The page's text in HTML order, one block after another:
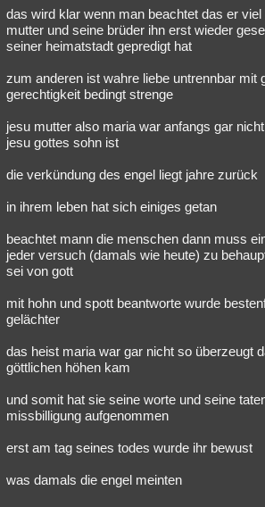
das wird klar wenn man beachtet das er
mutter und seine brüder ihn erst wieder
seiner heimatstadt gepredigt hat
zum anderen ist wahre liebe untrennbar mit
gerechtigkeit bedingt strenge
jesu mutter also maria war anfangs gar
jesu gottes sohn ist
die verkündung des engel liegt jahre zurück
in ihrem leben hat sich einiges getan
beachtet mann die menschen dann muss
jeder versuch (damals wie heute) zu
sei von gott
mit hohn und spott beantworte wurde
gelächter
das heist maria war gar nicht so überzeugt
göttlichen höhen kam
und somit hat sie seine worte und seine
missbilligung aufgenommen
erst am tag seines todes wurde ihr bewust
was damals die engel meinten